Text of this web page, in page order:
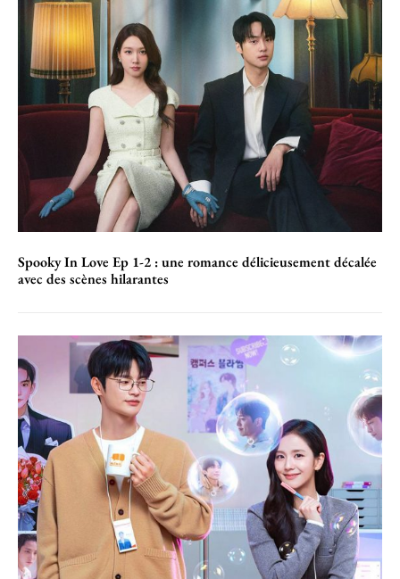
Spooky In Love Ep 1-2 : une romance délicieusement décalée
avec des scènes hilarantes